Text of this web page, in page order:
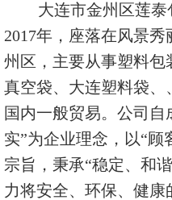
大连市金州区莲
2017年，座落在风景
州区，主要从事塑料包
真空袋、大连塑料袋、
国内一般贸易。公司
实”为企业理念，以“顾
宗旨，秉承“稳定、和
力将安全、环保、健